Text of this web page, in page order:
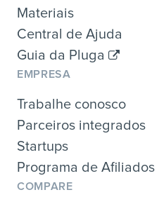
Materiais
Central de Ajuda
Guia da Pluga
EMPRESA
Trabalhe conosco
Parceiros integrados
Startups
Programa de Afiliados
COMPARE